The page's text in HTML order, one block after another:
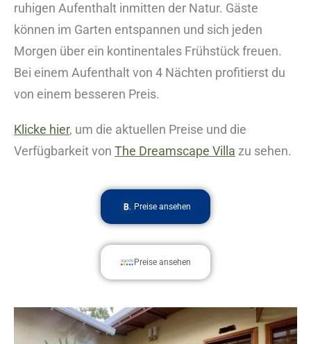
ruhigen Aufenthalt inmitten der Natur. Gäste
können im Garten entspannen und sich jeden
Morgen über ein kontinentales Frühstück freuen.
Bei einem Aufenthalt von 4 Nächten profitierst du
von einem besseren Preis.
Klicke hier, um die aktuellen Preise und die
Verfügbarkeit von The Dreamscape Villa zu sehen.
Preise ansehen
Preise ansehen